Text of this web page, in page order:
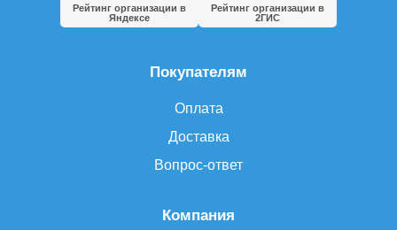
Компания
Покупателям
Оплата
Доставка
Вопрос-ответ
Рейтинг организации в
Яндексе
Рейтинг организации в
2ГИС